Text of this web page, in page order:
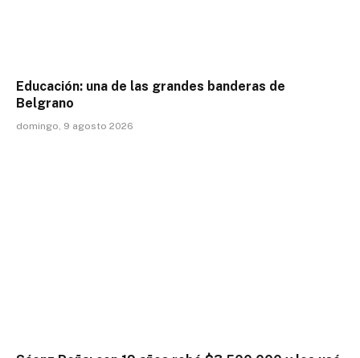
Educación: una de las grandes banderas de
Belgrano
domingo, 9 agosto 2026